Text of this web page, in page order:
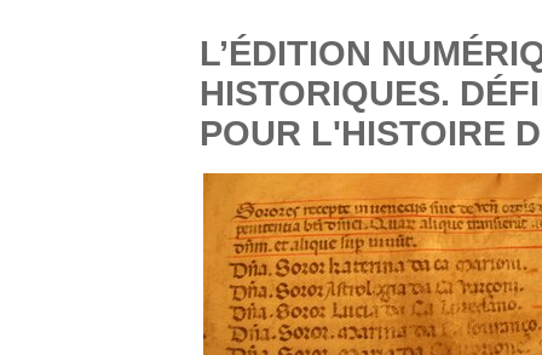
L’ÉDITION
HISTORIQUES.
POUR L'HISTOIRE